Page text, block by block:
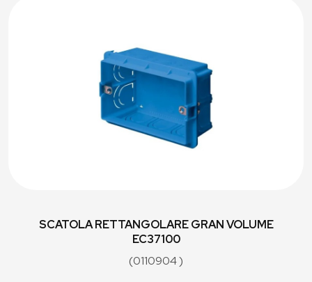
SCATOLA RETTANGOLARE GRAN VOLUME
EC37100
(0110904 )